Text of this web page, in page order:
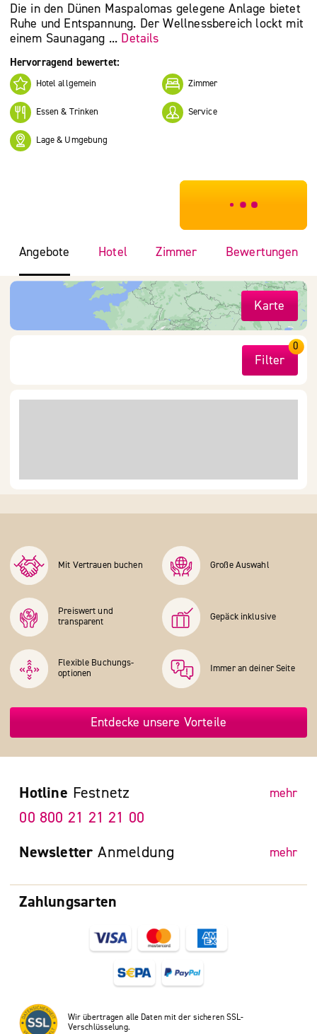
Die in den Dünen Maspalomas gelegene Anlage bietet
Ruhe und Entspannung. Der Wellnessbereich lockt mit
einem Saunagang ... Details
Hervorragend bewertet:
Hotel allgemein Zimmer
Essen & Trinken Service
Lage & Umgebung
***************
Angebote Hotel Zimmer Bewertungen
Karte
Filter
0
Mit Vertrauen buchen Große Auswahl
Preiswert und
transparent
Gepäck inklusive
Flexible Buchungs­
optionen
Immer an deiner Seite
Entdecke unsere Vorteile
Zahlungsarten
Wir übertragen alle Daten mit der sicheren SSL-
Verschlüsselung.
Hotline Festnetz mehr
00 800 21 21 21 00
Newsletter Anmeldung mehr